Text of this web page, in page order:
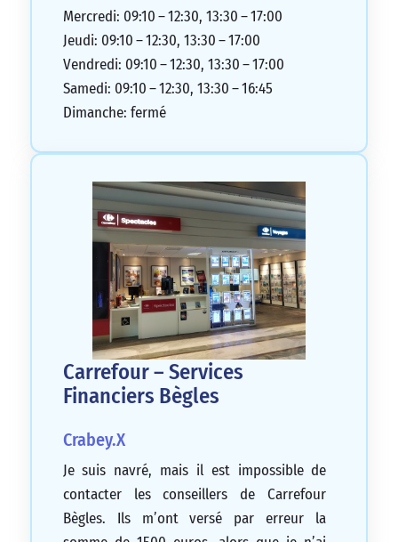
Mercredi: 09:10 – 12:30, 13:30 – 17:00
Jeudi: 09:10 – 12:30, 13:30 – 17:00
Vendredi: 09:10 – 12:30, 13:30 – 17:00
Samedi: 09:10 – 12:30, 13:30 – 16:45
Dimanche: fermé
Carrefour – Services
Financiers Bègles
Crabey.X
Je suis navré, mais il est impossible de
contacter les conseillers de Carrefour
Bègles. Ils m’ont versé par erreur la